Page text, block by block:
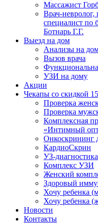
Массажист
Врач-невролог,
специалист по
Ботнарь Г.Г.
Выезд на дом
Анализы на
Вызов врача
УЗИ на дому
Акции
Чекапы со скидкой
Проверка
Проверка
Комплексная
«Интимный
Онкоcкрининг
КардиоСкрин
УЗ-
Комплекс УЗИ
Женский
Здоровый
Хочу ребенка
Хочу ребенка
Новости
Контакты